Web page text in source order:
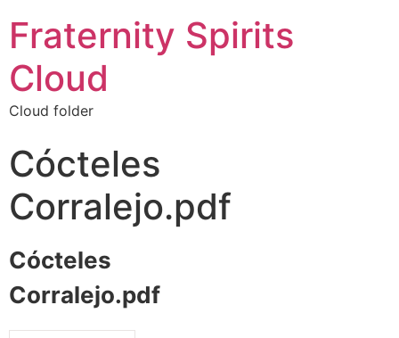
Fraternity Spirits
Cloud
Cloud folder
Cócteles
Corralejo.pdf
Cócteles
Corralejo.pdf